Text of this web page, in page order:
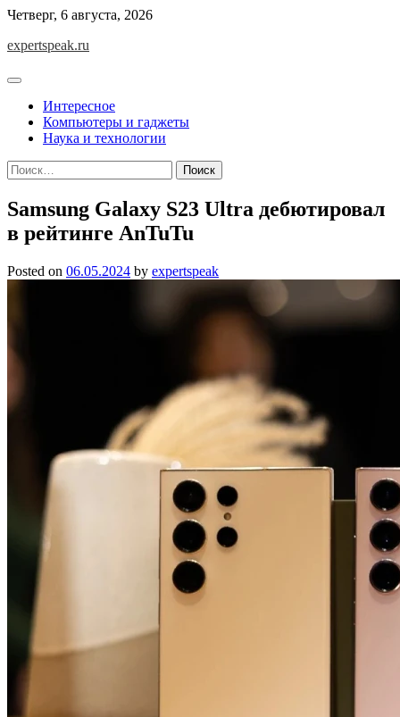
Skip
content
Четверг, 6 августа, 2026
expertspeak.ru
Интересное
Компьютеры и гаджеты
Наука и технологии
Найти:
Samsung Galaxy S23 Ultra дебютировал
в рейтинге AnTuTu
Posted on 06.05.2024 by expertspeak